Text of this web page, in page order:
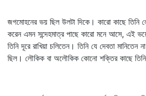
জগমোহনের ভয় ছিল উলটা দিকে। কারো কাছে তিনি
করেন এমন সন্দেহমাত্র পাছে কারো মনে আসে, এই
তিনি দূরে রাখিয়া চলিতেন। তিনি যে দেবতা মানিতেন
ছিল। লৌকিক বা অলৌকিক কোনো শক্তির কাছে